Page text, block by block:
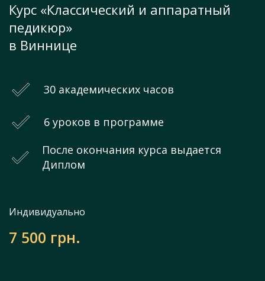
Курс «Классический и аппаратный
педикюр»
в Виннице
30 академических часов
6 уроков в программе
После окончания курса выдается
Диплом
Индивидуально
7 500 грн.